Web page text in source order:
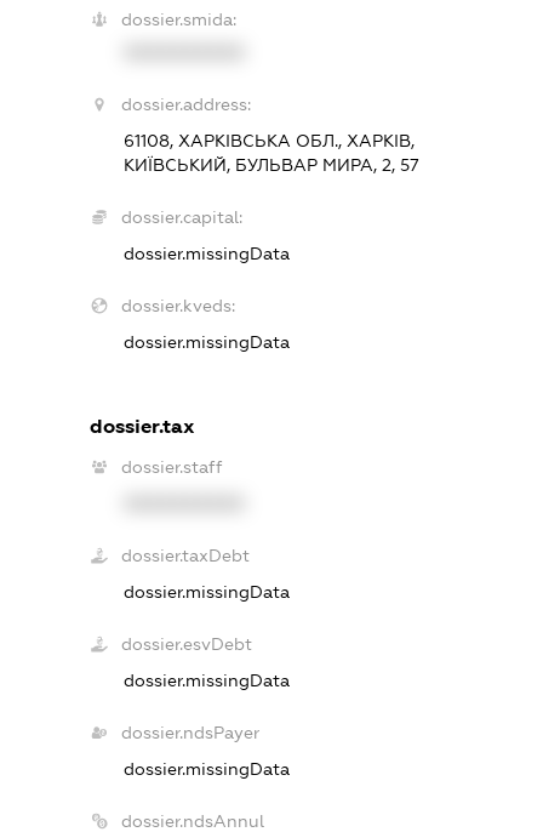
dossier.smida:
dossier.address:
61108, ХАРКІВСЬКА ОБЛ., ХАРКІВ,
КИЇВСЬКИЙ, БУЛЬВАР МИРА, 2, 57
dossier.capital:
dossier.missingData
dossier.kveds:
dossier.missingData
dossier.tax
dossier.staff
dossier.taxDebt
dossier.missingData
dossier.esvDebt
dossier.missingData
dossier.ndsPayer
dossier.missingData
dossier.ndsAnnul